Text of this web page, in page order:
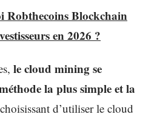
Robthecoins Blockchain
en 2026 ?
le cloud mining se
la plus simple et la
d’utiliser le cloud